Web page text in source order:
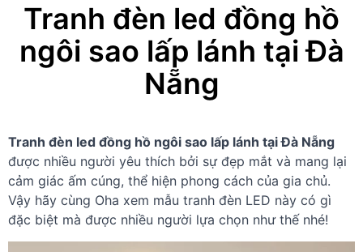
Tranh đèn led đồng hồ
ngôi sao lấp lánh tại Đà
Nẵng
Tranh đèn led đồng hồ ngôi sao lấp lánh tại Đà Nẵng
được nhiều người yêu thích bởi sự đẹp mắt và mang lại
cảm giác ấm cúng, thể hiện phong cách của gia chủ.
Vậy hãy cùng Oha xem mẫu tranh đèn LED này có gì
đặc biệt mà được nhiều người lựa chọn như thế nhé!